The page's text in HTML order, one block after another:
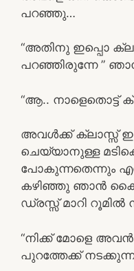
പറഞ്ഞു…
“അതിനു ഇപ്പൊ
പറഞ്ഞിരുന്നേ ”
“ആ.. നാളെതൊട്ട്
അവൾക്ക് ക്ലാസ്സ്‌
ചെയ്യാനുള്ള
പോകുന്നതെന്നും
കഴിഞ്ഞു ഞാൻ കൈ
ഡ്രസ്സ്‌ മാറി റൂമിൽ
“നിക്ക് മോളെ
പുറത്തേക്ക്